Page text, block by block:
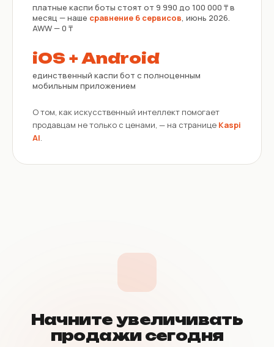
платные каспи боты стоят от 9 990 до 100 000 ₸ в
месяц — наше сравнение 6 сервисов, июнь 2026.
AWW — 0 ₸
iOS + Android
единственный каспи бот с полноценным
мобильным приложением
О том, как искусственный интеллект помогает
продавцам не только с ценами, — на странице Kaspi
AI.
Начните увеличивать
продажи сегодня